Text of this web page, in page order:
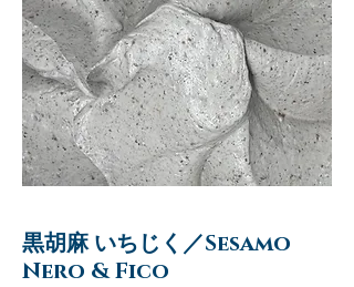
黒胡麻 いちじく／Sesamo
Nero & Fico